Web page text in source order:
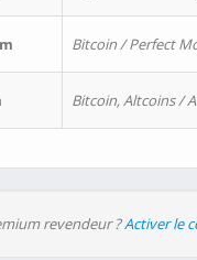
Bitcoin / Perfect
Bitcoin, Altcoins /
revendeur ?Activer le